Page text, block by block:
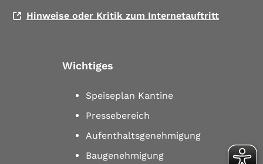
Hinweise oder Kritik zum Internetauftritt
Wichtiges
Speiseplan Kantine
Pressebereich
Aufenthaltsgenehmigung
Baugenehmigung